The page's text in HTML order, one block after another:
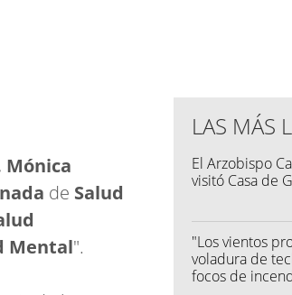
Mónica
de Salud
Mental".
LAS MÁS
El Arzobispo
visitó Casa de
"Los vientos
voladura de
focos de